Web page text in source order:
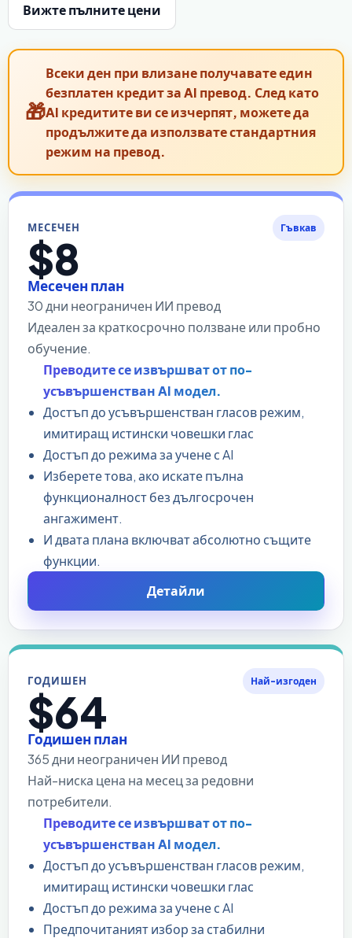
Вижте пълните цени
Всеки ден при влизане получавате един
безплатен кредит за AI превод. След като
AI кредитите ви се изчерпят, можете да
продължите да използвате стандартния
режим на превод.
МЕСЕЧЕН Гъвкав
$8
Месечен план
30 дни неограничен ИИ превод
Идеален за краткосрочно ползване или пробно
обучение.
Преводите се извършват от по-
усъвършенстван AI модел.
Достъп до усъвършенстван гласов режим,
имитиращ истински човешки глас
Достъп до режима за учене с AI
Изберете това, ако искате пълна
функционалност без дългосрочен
ангажимент.
И двата плана включват абсолютно същите
функции.
Детайли
ГОДИШЕН Най-изгоден
$64
Годишен план
365 дни неограничен ИИ превод
Най-ниска цена на месец за редовни
потребители.
Преводите се извършват от по-
усъвършенстван AI модел.
Достъп до усъвършенстван гласов режим,
имитиращ истински човешки глас
Достъп до режима за учене с AI
Предпочитаният избор за стабилни